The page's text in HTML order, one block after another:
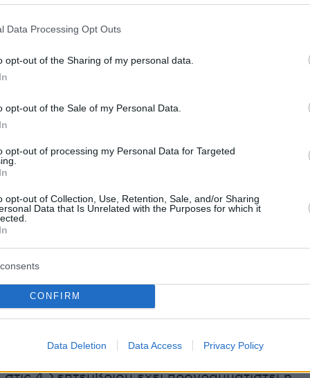
Data Processing Opt Outs
opt-out of the Sharing of my personal data.
opt-out of the Sale of my Personal Data.
opt-out of processing my Personal Data for Targeted
opt-out of Collection, Use, Retention, Sale, and/or Sharing
Data that Is Unrelated with the Purposes for which it
CONFIRM
Data Deletion Data Access Privacy Policy
αυτή, εφέτος το καλοκαίρι εκτιμάται ότι θα
της ελληνικής οικονομίας στα επίπεδα
παρά τις επιπτώσεις του
τη δυναμική των πρωτογενών
και την πρόωρης εξόφλησης του δημοσίου
με την πολιτική περιστολής της
θέση της χώρας την οποία
στις εκθέσεις όλοι οι ξένοι οίκοι
πολιτικής είναι να επιτευχθεί
της πιστοληπτικής αξιολόγησης της
επενδυτικής βαθμίδας. Έτσι θεωρείται
εφετινός γύρος των αξιολογήσεων